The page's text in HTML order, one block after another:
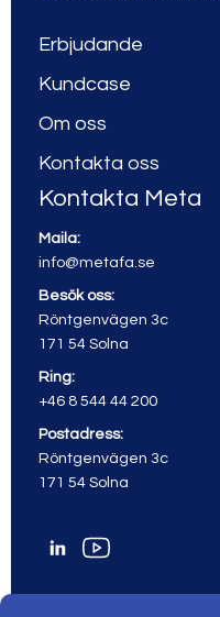
Erbjudande
Kundcase
Om oss
Kontakta oss
Kontakta Meta
Maila:
info@metafa.se
Besök oss:
Röntgenvägen 3c
171 54 Solna
Ring:
+46 8 544 44 200
Postadress:
Röntgenvägen 3c
171 54 Solna